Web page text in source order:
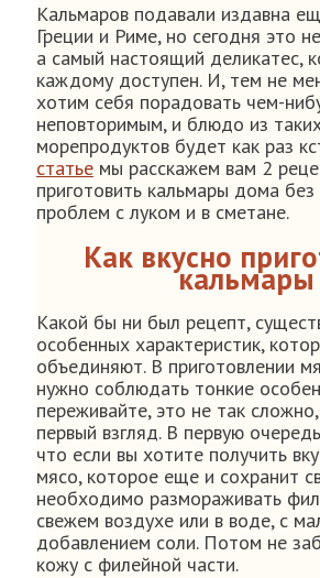
Кальмаров подавали издавна
Греции и Риме, но сегодня это
а самый настоящий деликатес,
каждому доступен. И, тем не
хотим себя порадовать чем-
неповторимым, и блюдо из
морепродуктов будет как раз
статье мы расскажем вам 2
приготовить кальмары дома
проблем с луком и в сметане.
Как вкусно
кальмары
Какой бы ни был рецепт,
особенных характеристик,
объединяют. В приготовлении
нужно соблюдать тонкие
переживайте, это не так
первый взгляд. В первую
что если вы хотите получить
мясо, которое еще и сохранит
необходимо размораживать
свежем воздухе или в воде, с
добавлением соли. Потом не
кожу с филейной части.